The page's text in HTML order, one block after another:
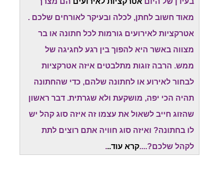
מאוד חשוב לחתן, לכלה ובעיקר לאורחים שלכם .
אטרקציות לאירועים גורמות לכל חתונה או בר
מצווה באשר היא להפוך בין רגע לחגיגה של
ממש. הרבה זוגות מתלבטים איזה אטרקציות
לבחור לאירוע או לחתונה שלהם, כדי שהחתונה
תהיה הכי יפה, מושקעת ולא שגרתית. דבר ראשון
שהזוג חייב לשאול את עצמו זה איזה סוג קהל יש
לו בחתונה? ואיזה סוג חוויה אתם רוצים לתת
לקהל שלכם?....קרא עוד...